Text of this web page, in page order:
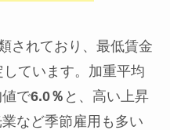
されており、最低賃金
ています。加重平均
で6.0％ と、高い上昇
など季節雇用も多い